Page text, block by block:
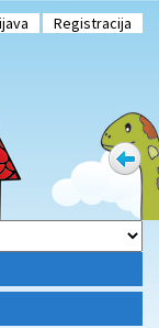
Registracija